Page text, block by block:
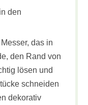
den
das in
den Rand von
lösen und
schneiden
dekorativ